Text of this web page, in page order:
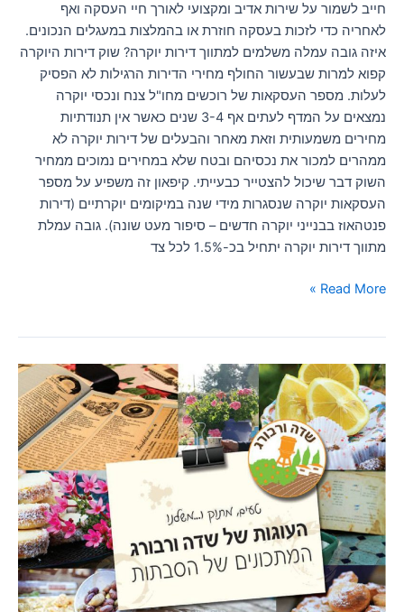
חייב לשמור על שירות אדיב ומקצועי לאורך חיי העסקה ואף
לאחריה כדי לזכות בעסקה חוזרת או בהמלצות במעגלים הנכונים.
איזה גובה עמלה משלמים למתווך דירות יוקרה? שוק דירות היוקרה
קפוא למרות שבעשור החולף מחירי הדירות הרגילות לא הפסיק
לעלות. מספר העסקאות של רוכשים מחו"ל צנח ונכסי יוקרה
נמצאים על המדף לעתים אף 3-4 שנים כאשר אין תנודתיות
מחירים משמעותית וזאת מאחר והבעלים של דירות יוקרה לא
ממהרים למכור את נכסיהם ובטח שלא במחירים נמוכים ממחיר
השוק דבר שיכול להצטייר כבעייתי. קיפאון זה משפיע על מספר
העסקאות יוקרה שנסגרות מידי שנה במיקומים יוקרתיים (דירות
פנטהאוז בבנייני יוקרה חדשים – סיפור מעט שונה). גובה עמלת
מתווך דירות יוקרה יתחיל בכ-1.5% לכל צד
Read More »
מתנות
קטנות